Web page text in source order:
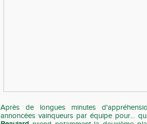
Après de longues minutes
annoncées vainqueurs par équipe pour...